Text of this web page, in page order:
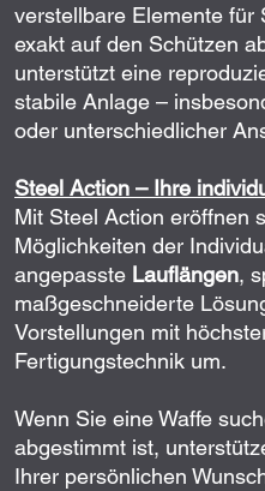
verstellbare Elemente für
exakt auf den Schützen
unterstützt eine
stabile Anlage –
oder unterschiedlicher
Steel Action – Ihre
Mit Steel Action eröffnen
Möglichkeiten der
angepasste Lauflängen,
maßgeschneiderte
Vorstellungen mit
Fertigungstechnik um.
Wenn Sie eine Waffe
abgestimmt ist,
Ihrer persönlichen